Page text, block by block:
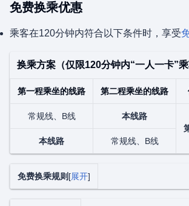
免费换乘优惠
乘客在120分钟内符合以下条件时，享受
换乘方案（仅限120分钟内“一人一卡”乘
第一程乘坐的线路 第二程乘坐的线路
常规线、B线
本线路
本线路
常规线、B线
展开
免费换乘规则